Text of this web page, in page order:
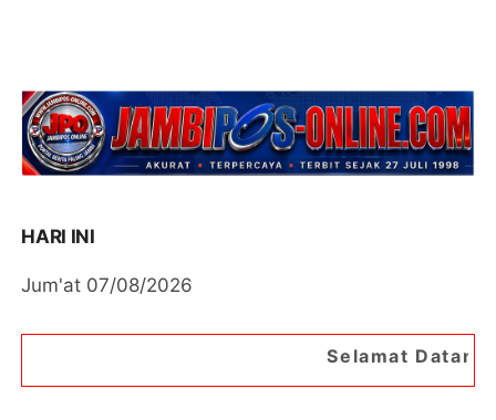
HARI INI
Jum'at 07/08/2026
Selamat Datang di Portal